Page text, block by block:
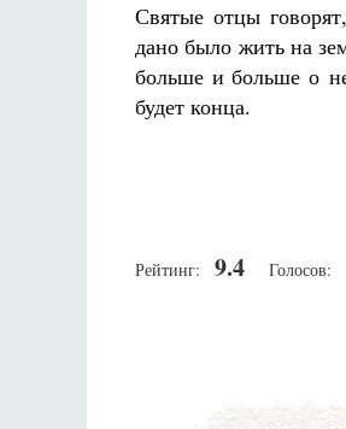
Святые отцы
дано было жить на
больше и больше о
будет конца.
Рейтинг: 9.4 Голосов: